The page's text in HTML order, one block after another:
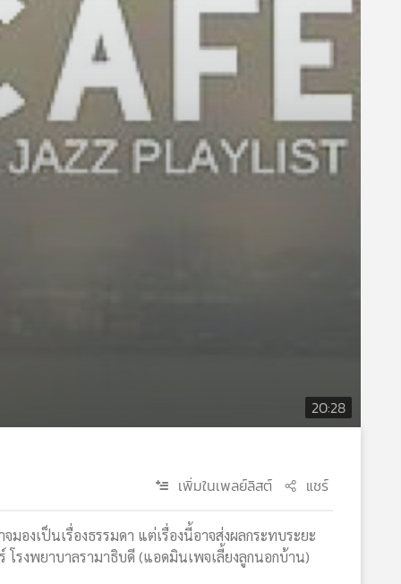
20:28
เพิ่มในเพลย์ลิสต์ แชร์
งเป็นเรื่องธรรมดา แต่เรื่องนี้อาจส่งผลกระทบระยะ
รงพยาบาลรามาธิบดี (แอดมินเพจเลี้ยงลูกนอกบ้าน)